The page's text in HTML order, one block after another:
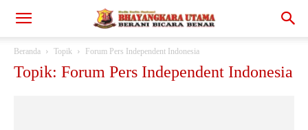
Beranda Topik Forum Pers Independent Indonesia
Topik: Forum Pers Independent Indonesia